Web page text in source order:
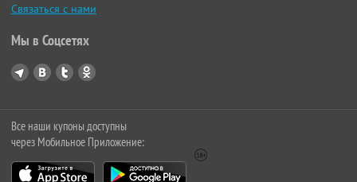
Связаться с нами
Мы в Соцсетях
Все наши купоны доступны
через Мобильное Приложение: